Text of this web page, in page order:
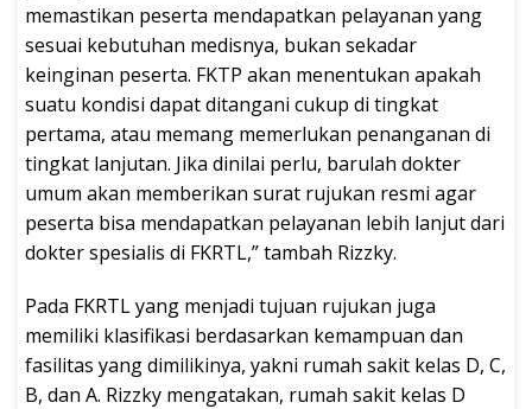
memastikan peserta mendapatkan pelayanan yang
sesuai kebutuhan medisnya, bukan sekadar
keinginan peserta. FKTP akan menentukan apakah
suatu kondisi dapat ditangani cukup di tingkat
pertama, atau memang memerlukan penanganan di
tingkat lanjutan. Jika dinilai perlu, barulah dokter
umum akan memberikan surat rujukan resmi agar
peserta bisa mendapatkan pelayanan lebih lanjut dari
dokter spesialis di FKRTL,” tambah Rizzky.
Pada FKRTL yang menjadi tujuan rujukan juga
memiliki klasifikasi berdasarkan kemampuan dan
fasilitas yang dimilikinya, yakni rumah sakit kelas D, C,
B, dan A. Rizzky mengatakan, rumah sakit kelas D